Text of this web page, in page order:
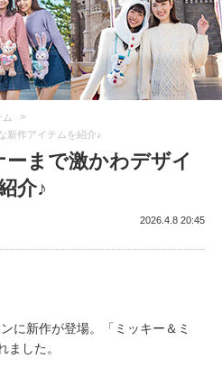
>
新作アイテムを紹介♪
ーまで激かわデザイ
介♪
2026.4.8 20:45
に新作が登場。「ミッキー＆ミ
した。